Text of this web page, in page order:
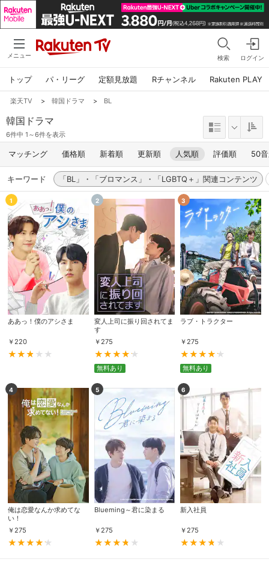
メニュー 検索 ログイン
トップ パ・リーグ 定額見放題 Rチャンネル Rakuten PLAY
楽天TV > 韓国ドラマ > BL
韓国ドラマ
6件中 1～6件を表示
マッチング 価格順 新着順 更新順 人気順 評価順 50
キーワード 「BL」・「ブロマンス」・「LGBTQ＋」関連コンテンツ
1
ああっ！僕のアシさま
￥ 220
2
変人上司に振り回されてま
す
￥ 275
無料あり
3
ラブ・トラクター
￥ 275
無料あり
4
俺は恋愛なんか求めてな
い！
￥ 275
5
Blueming～君に染まる
￥ 275
6
新入社員
￥ 275